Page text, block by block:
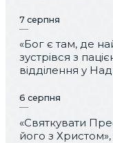
7 серпня
«Бог є там, де
зустрівся з
відділення у
6 серпня
«Святкувати
його з